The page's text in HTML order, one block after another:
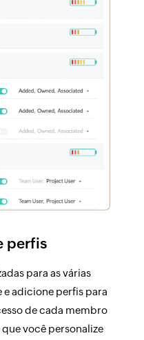
perfis
para as várias
e adicione perfis para
de cada membro
você personalize